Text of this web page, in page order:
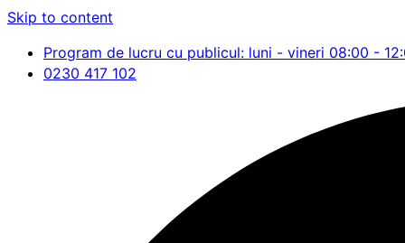
Skip to content
Program de lucru cu publicul: luni - vineri 08:00 -
0230 417 102